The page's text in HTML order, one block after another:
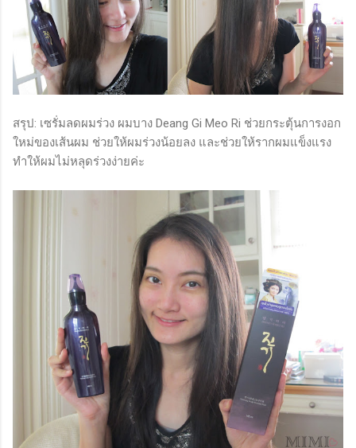
สรุป: เซรั่มลดผมร่วง ผมบาง Deang Gi Meo Ri ช่วยกระตุ้นการงอก
ใหม่ของเส้นผม ช่วยให้ผมร่วงน้อยลง และช่วยให้รากผมแข็งแรง
ทำให้ผมไม่หลุดร่วงง่ายค่ะ